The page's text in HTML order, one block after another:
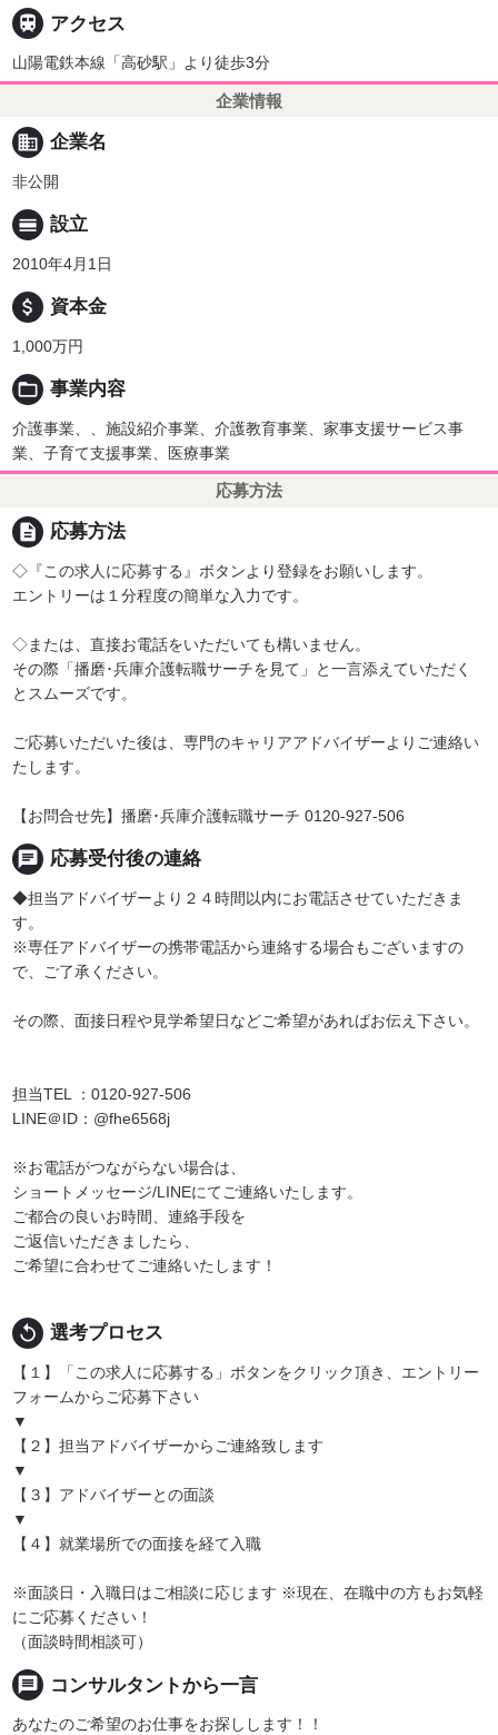
 アクセス
山陽電鉄本線「高砂駅」より徒歩3分
企業情報
business 企業名
非公開
calendar_view_day 設立
2010年4月1日
attach_money 資本金
1,000万円
folder_open 事業内容
介護事業、、施設紹介事業、介護教育事業、家事支援サービス事
業、子育て支援事業、医療事業
応募方法
description 応募方法
◇『この求人に応募する』ボタンより登録をお願いします。
エントリーは１分程度の簡単な入力です。
◇または、直接お電話をいただいても構いません。
その際「播磨･兵庫介護転職サーチを見て」と一言添えていただく
とスムーズです。
ご応募いただいた後は、専門のキャリアアドバイザーよりご連絡い
たします。
【お問合せ先】播磨･兵庫介護転職サーチ 0120-927-506
chat 応募受付後の連絡
◆担当アドバイザーより２４時間以内にお電話させていただきま
す。
※専任アドバイザーの携帯電話から連絡する場合もございますの
で、ご了承ください。
その際、面接日程や見学希望日などご希望があればお伝え下さい。
担当TEL ：0120-927-506
LINE＠ID：@fhe6568j
※お電話がつながらない場合は、
ショートメッセージ/LINEにてご連絡いたします。
ご都合の良いお時間、連絡手段を
ご返信いただきましたら、
ご希望に合わせてご連絡いたします！
replay 選考プロセス
【１】「この求人に応募する」ボタンをクリック頂き、エントリー
フォームからご応募下さい
▼
【２】担当アドバイザーからご連絡致します
▼
【３】アドバイザーとの面談
▼
【４】就業場所での面接を経て入職
※面談日・入職日はご相談に応じます ※現在、在職中の方もお気軽
にご応募ください！
（面談時間相談可）
message コンサルタントから一言
あなたのご希望のお仕事をお探しします！！